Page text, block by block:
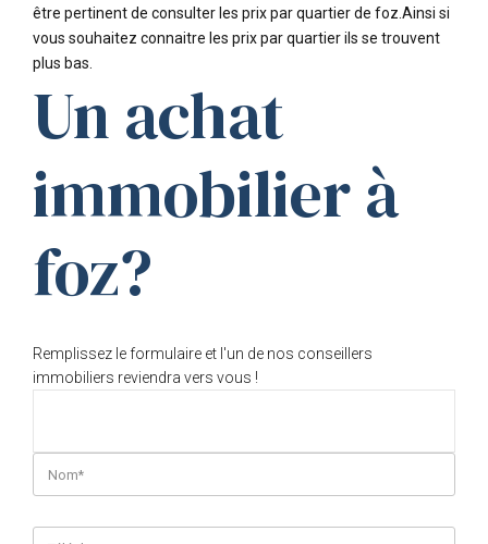
être pertinent de consulter les prix par quartier de foz.Ainsi si
vous souhaitez connaitre les prix par quartier ils se trouvent
plus bas.
Un achat
immobilier à
foz?
Remplissez le formulaire et l'un de nos conseillers
immobiliers reviendra vers vous !